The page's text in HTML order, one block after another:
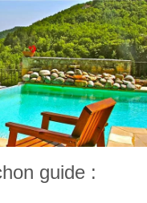
guide :